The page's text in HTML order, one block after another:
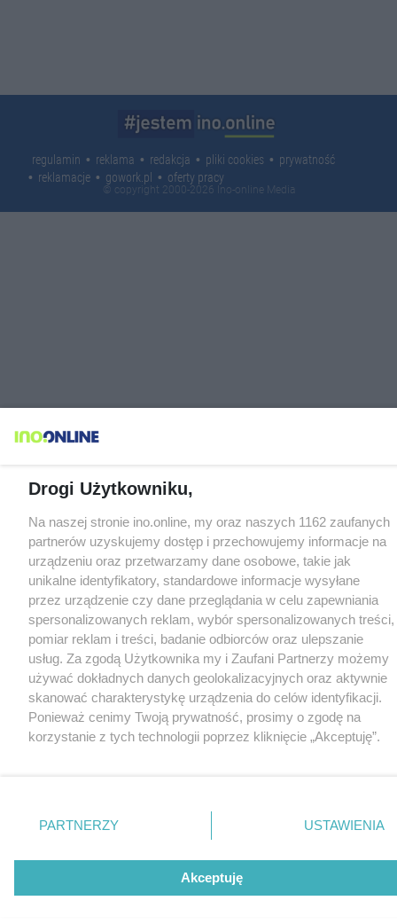
regulamin reklama redakcja pliki cookies
prywatność
reklamacje
gowork.pl oferty pracy
© copyright 2000-2026 Ino-online Media
Drogi Użytkowniku,
Na naszej stronie ino.online, my oraz naszych 1162 zaufanych
partnerów uzyskujemy dostęp i przechowujemy informacje na
urządzeniu oraz przetwarzamy dane osobowe, takie jak
unikalne identyfikatory, standardowe informacje wysyłane
przez urządzenie czy dane przeglądania w celu zapewniania
spersonalizowanych reklam, wybór spersonalizowanych treści,
pomiar reklam i treści, badanie odbiorców oraz ulepszanie
usług. Za zgodą Użytkownika my i Zaufani Partnerzy możemy
używać dokładnych danych geolokalizacyjnych oraz aktywnie
skanować charakterystykę urządzenia do celów identyfikacji.
Ponieważ cenimy Twoją prywatność, prosimy o zgodę na
korzystanie z tych technologii poprzez kliknięcie „Akceptuję”.
nie wymagają zgody użytkownika, ale masz prawo sprzeciwić
się takiemu przetwarzaniu. Preferencje będą miały
Zapoznaj się z poniższymi informacjami, abyś mógł świadomie
PARTNERZY USTAWIENIA
Akceptuję